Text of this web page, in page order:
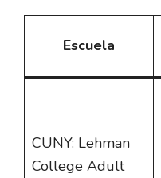
Escuela
CUNY: Lehman
College Adult